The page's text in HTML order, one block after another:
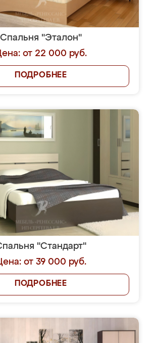
Спальня "Эталон"
от 22 000 руб.
ПОДРОБНЕЕ
"Стандарт"
от 39 000 руб.
ПОДРОБНЕЕ